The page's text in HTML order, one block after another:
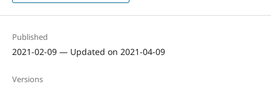
Published
2021-02-09 — Updated on 2021-04-09
Versions